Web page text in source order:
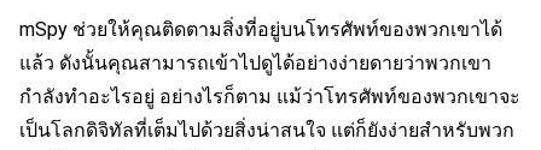
mSpy ช่วยให้คุณติดตามสิ่งที่อยู่บนโทรศัพท์ของพวกเขาได้
แล้ว ดังนั้นคุณสามารถเข้าไปดูได้อย่างง่ายดายว่าพวกเขา
กำลังทำอะไรอยู่ อย่างไรก็ตาม แม้ว่าโทรศัพท์ของพวกเขาจะ
เป็นโลกดิจิทัลที่เต็มไปด้วยสิ่งน่าสนใจ แต่ก็ยังง่ายสำหรับพวก